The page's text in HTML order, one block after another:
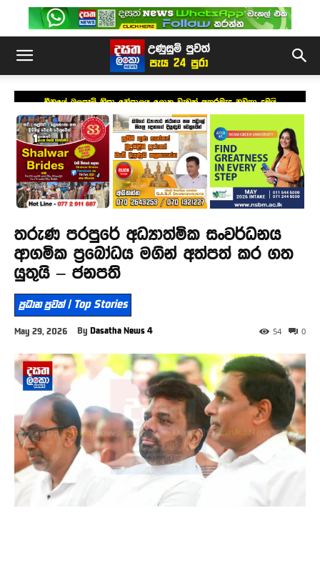
චීනයේ බලපෑම් නිසා නේපාලය ලොකු වැඩක් අතරමැද නවතා දමයි
තරුණ පරපුරේ අධ්‍යාත්මික සංවර්ධනය
ආගමික ප්‍රබෝධය මගින් අත්පත් කර ගත
යුතුයි – ජනපති
ප්‍රධාන පුවත් | Top Stories
May 29, 2026 By Dasatha News 4 0
54